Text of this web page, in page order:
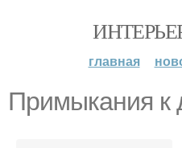
главная
Примыкания к